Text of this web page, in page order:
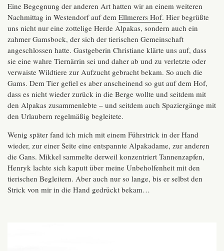
Eine Begegnung der anderen Art hatten wir an einem weiteren
Nachmittag in Westendorf auf dem Ellmerers Hof. Hier begrüßte
uns nicht nur eine zottelige Herde Alpakas, sondern auch ein
zahmer Gamsbock, der sich der tierischen Gemeinschaft
angeschlossen hatte. Gastgeberin Christiane klärte uns auf, dass
sie eine wahre Tiernärrin sei und daher ab und zu verletzte oder
verwaiste Wildtiere zur Aufzucht gebracht bekam. So auch die
Gams. Dem Tier gefiel es aber anscheinend so gut auf dem Hof,
dass es nicht wieder zurück in die Berge wollte und seitdem mit
den Alpakas zusammenlebte – und seitdem auch Spaziergänge mit
den Urlaubern regelmäßig begleitete.
Wenig später fand ich mich mit einem Führstrick in der Hand
wieder, zur einer Seite eine entspannte Alpakadame, zur anderen
die Gans. Mikkel sammelte derweil konzentriert Tannenzapfen,
Henryk lachte sich kaputt über meine Unbeholfenheit mit den
tierischen Begleitern. Aber auch nur so lange, bis er selbst den
Strick von mir in die Hand gedrückt bekam…